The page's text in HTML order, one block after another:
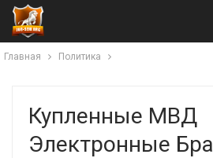
Главная Политика
Купленные МВД
Электронные